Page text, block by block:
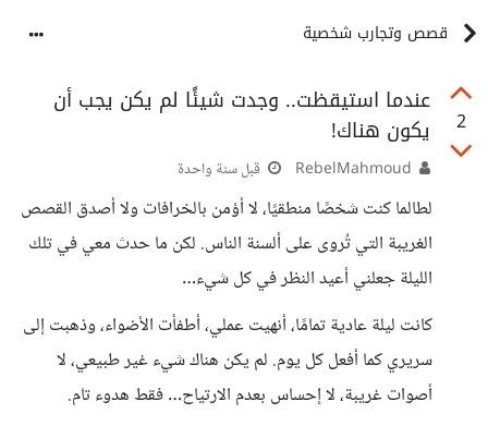
قصص وتجارب شخصية
2
عندما استيقظت.. وجدت شيئًا لم يكن يجب أن
يكون هناك!
قبل سنة واحدة
لطالما كنت شخصًا منطقيًا، لا أؤمن بالخرافات ولا أصدق القصص
الغريبة التي تُروى على ألسنة الناس. لكن ما حدث معي في تلك
الليلة جعلني أعيد النظر في كل شيء…
كانت ليلة عادية تمامًا، أنهيت عملي، أطفأت الأضواء، وذهبت إلى
سريري كما أفعل كل يوم. لم يكن هناك شيء غير طبيعي، لا
أصوات غريبة، لا إحساس بعدم الارتياح… فقط هدوء تام.